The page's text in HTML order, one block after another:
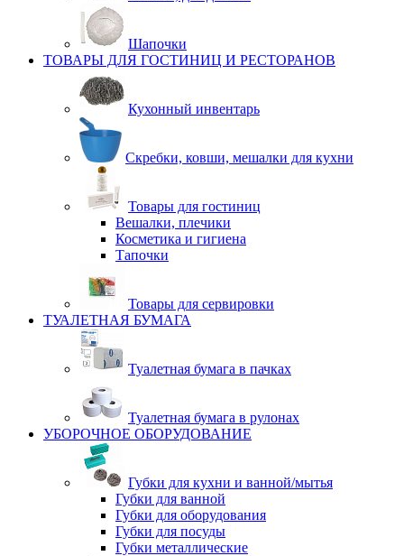
Шапочки
ТОВАРЫ ДЛЯ ГОСТИНИЦ И РЕСТОРАНОВ
Кухонный инвентарь
Скребки, ковши, мешалки для кухни
Товары для гостиниц
Вешалки, плечики
Косметика и гигиена
Тапочки
Товары для сервировки
ТУАЛЕТНАЯ БУМАГА
Туалетная бумага в пачках
Туалетная бумага в рулонах
УБОРОЧНОЕ ОБОРУДОВАНИЕ
Губки для кухни и ванной/мытья
Губки для ванной
Губки для оборудования
Губки для посуды
Губки металлические